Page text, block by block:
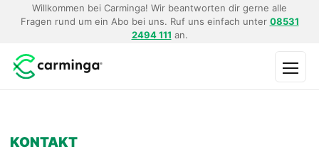
Willkommen bei Carminga! Wir beantworten dir gerne alle
Fragen rund um ein Abo bei uns. Ruf uns einfach unter 08531
2494 111 an.
KONTAKT